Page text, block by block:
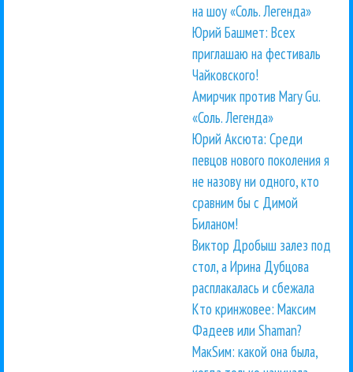
на шоу «Соль. Легенда»
Юрий Башмет: Всех
приглашаю на фестиваль
Чайковского!
Амирчик против Mary Gu.
«Соль. Легенда»
Юрий Аксюта: Среди
певцов нового поколения я
не назову ни одного, кто
сравним бы с Димой
Биланом!
Виктор Дробыш залез под
стол, а Ирина Дубцова
расплакалась и сбежала
Кто кринжовее: Максим
Фадеев или Shaman?
МакSим: какой она была,